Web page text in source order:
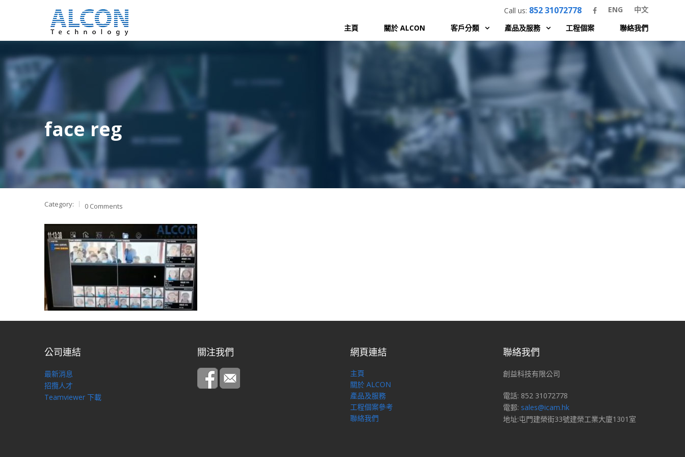
Call us: 852 31072778 ENG
中文
主頁
關於 ALCON 客戶分類 產品及服務 工程個案 聯絡我們
face reg
Category: 0 Comments
公司連結
最新消息
招攬人才
Teamviewer 下載
關注我們 網頁連結
主頁
關於 ALCON
產品及服務
工程個案參考
聯絡我們
聯絡我們
創益科技有限公司
電話: 852 31072778
電郵: sales@icam.hk
地址:屯門建榮街33號建榮工業大廈1301室